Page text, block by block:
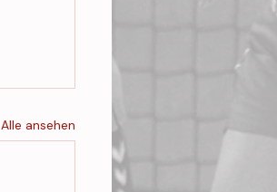
Alle ansehen